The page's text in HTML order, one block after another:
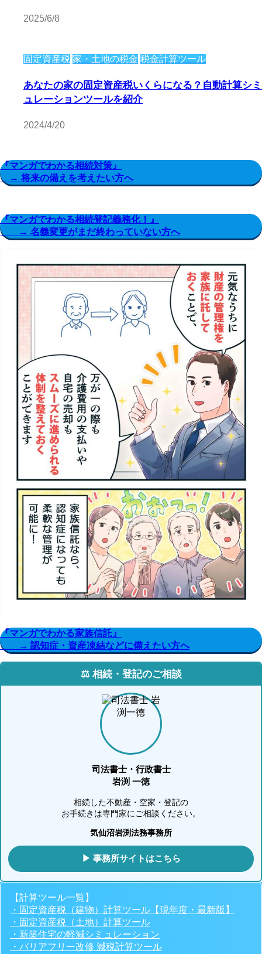
2025/6/8
固定資産税 家・土地の税金 税金計算ツール
あなたの家の固定資産税いくらになる？自動計算シミ
ュレーションツールを紹介
2024/4/20
『マンガでわかる相続対策』
→ 将来の備えを考えたい方へ
『マンガでわかる相続登記義務化！』
→ 名義変更がまだ終わっていない方へ
『マンガでわかる家族信託』
→ 認知症・資産凍結などに備えたい方へ
⚖️ 相続・登記のご相談
司法書士・行政書士
岩渕 一徳
相続した不動産・空家・登記の
お手続きは専門家にご相談ください。
気仙沼岩渕法務事務所
▶ 事務所サイトはこちら
【計算ツール一覧】
・固定資産税（建物）計算ツール【現年度・最新版】
・固定資産税（土地）計算ツール
・新築住宅の軽減シミュレーション
・バリアフリー改修 減税計算ツール